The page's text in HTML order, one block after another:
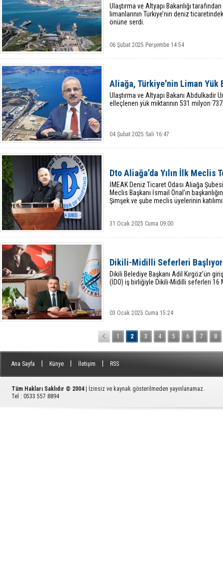
Ulaştırma ve Altyapı Bakanlığı
limanlarının Türkiye’nin deniz
önüne serdi.
06 Şubat 2025 Perşembe 14:54
Aliağa, Türkiye'nin Liman Yük
Ulaştırma ve Altyapı Bakanı Abdulkadir
elleçlenen yük miktarının 531 milyon
04 Şubat 2025 Salı 16:47
Dto Aliağa’da Yılın İlk Meclis
İMEAK Deniz Ticaret Odası Aliağa
Meclis Başkanı İsmail Önal’ın
Şimşek ve şube meclis üyelerinin
31 Ocak 2025 Cuma 09:00
Dikili-Midilli Seferleri Başlıyor
Dikili Belediye Başkanı Adil Kırgöz’ün
(İDO) iş birliğiyle Dikili-Midilli seferleri 16
03 Ocak 2025 Cuma 15:24
1 2 3 4 5 6 7 8
Ana Sayfa Künye İletişim RSS
Tüm Hakları Saklıdır © 2004
| İzinsiz ve kaynak gösterilmeden yayınlanamaz.
Tel : 0533 557 8894